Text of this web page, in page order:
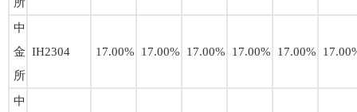
中
金
所
IH2304 17.00% 17.00% 17.00% 17.00% 17.00%
中